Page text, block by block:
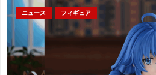
ニュース フィギュア